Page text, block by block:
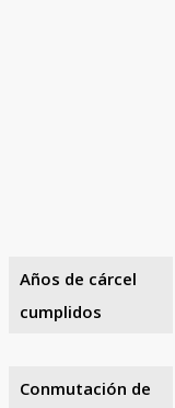
Años de cárcel
cumplidos
Conmutación de